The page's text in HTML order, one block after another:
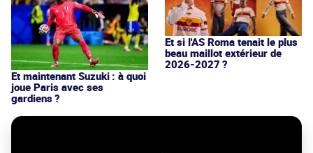
Et maintenant Suzuki : à quoi
joue Paris avec ses
gardiens ?
Et si l'AS Roma tenait le plus
beau maillot extérieur de
2026-2027 ?